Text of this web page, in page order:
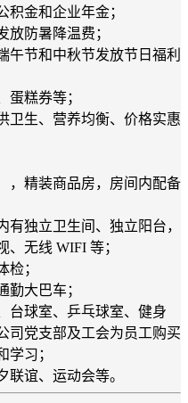
金和企业年金；
防暑降温费；
节和中秋节发放节日福利
糕券等；
生、营养均衡、价格实惠
，精装商品房，房间内配备
独立卫生间、独立阳台，
无线 WIFI 等；
；
大巴车；
台球室、乒乓球室、健身
司党支部及工会为员工购买
学习；
谊、运动会等。